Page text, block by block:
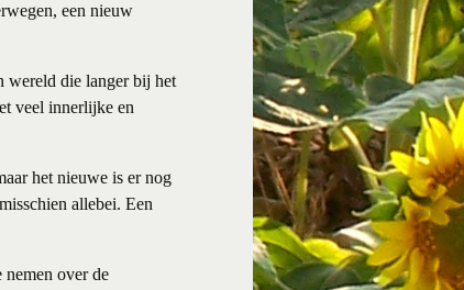
een nieuw
wereld die langer bij het
veel innerlijke en
het nieuwe is er nog
allebei. Een
nemen over de